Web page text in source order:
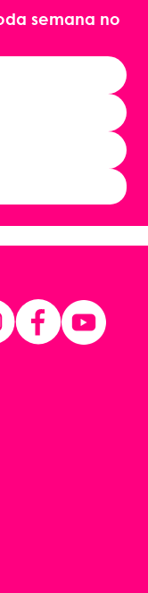
semana no